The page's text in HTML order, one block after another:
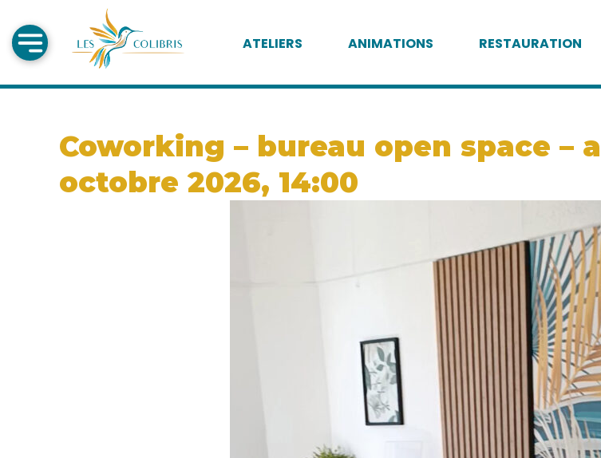
ATELIERS ANIMATIONS RESTAURATION
Coworking – bureau open space –
octobre 2026, 14:00